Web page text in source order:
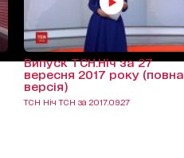
Випуск ТСН.Ніч за 27
вересня 2017 року (повна
версія)
ТСН Ніч ТСН за 2017.09.27